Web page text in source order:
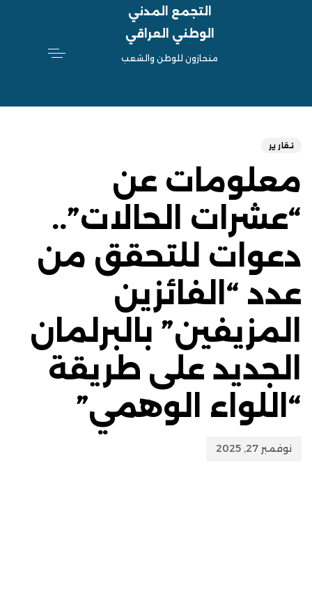
التجمع المدني
الوطني العراقي
منحازون للوطن والشعب
تقارير
معلومات عن
“عشرات الحالات”..
دعوات للتحقق من
عدد “الفائزين
المزيفين” بالبرلمان
الجديد على طريقة
“اللواء الوهمي”
نوفمبر 27, 2025